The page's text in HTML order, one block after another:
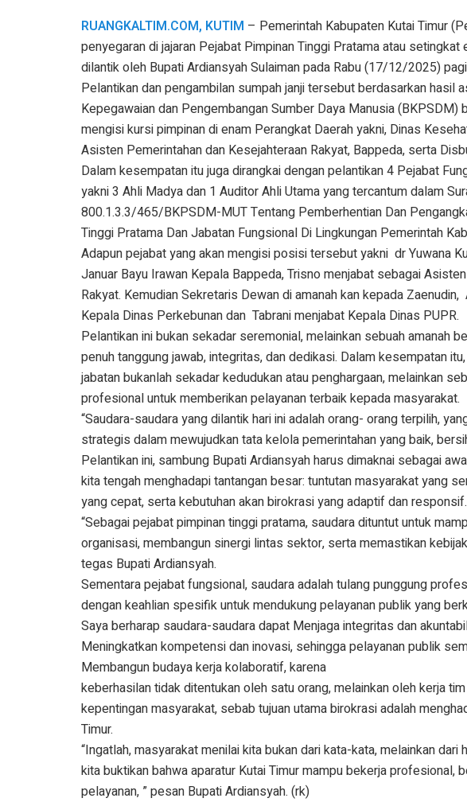
RUANGKALTIM.COM, KUTIM – Pemerintah Kabupaten Kutai Timur
penyegaran di jajaran Pejabat Pimpinan Tinggi Pratama atau
dilantik oleh Bupati Ardiansyah Sulaiman pada Rabu (17/12/2025)
Pelantikan dan pengambilan sumpah janji tersebut berdasarkan hasil
Kepegawaian dan Pengembangan Sumber Daya Manusia (BKPSDM)
mengisi kursi pimpinan di enam Perangkat Daerah yakni, Dinas
Asisten Pemerintahan dan Kesejahteraan Rakyat, Bappeda, serta
Dalam kesempatan itu juga dirangkai dengan pelantikan 4 Pejabat
yakni 3 Ahli Madya dan 1 Auditor Ahli Utama yang tercantum dalam
800.1.3.3/465/BKPSDM-MUT Tentang Pemberhentian Dan
Tinggi Pratama Dan Jabatan Fungsional Di Lingkungan Pemerintah
Adapun pejabat yang akan mengisi posisi tersebut yakni dr Yuwana
Januar Bayu Irawan Kepala Bappeda, Trisno menjabat sebagai
Rakyat. Kemudian Sekretaris Dewan di amanah kan kepada
Kepala Dinas Perkebunan dan Tabrani menjabat Kepala Dinas PUPR.
Pelantikan ini bukan sekadar seremonial, melainkan sebuah amanah
penuh tanggung jawab, integritas, dan dedikasi. Dalam kesempatan
jabatan bukanlah sekadar kedudukan atau penghargaan, melainkan
profesional untuk memberikan pelayanan terbaik kepada masyarakat.
“Saudara-saudara yang dilantik hari ini adalah orang- orang terpilih,
strategis dalam mewujudkan tata kelola pemerintahan yang baik,
Pelantikan ini, sambung Bupati Ardiansyah harus dimaknai sebagai
kita tengah menghadapi tantangan besar: tuntutan masyarakat yang
yang cepat, serta kebutuhan akan birokrasi yang adaptif dan responsif.
“Sebagai pejabat pimpinan tinggi pratama, saudara dituntut untuk
organisasi, membangun sinergi lintas sektor, serta memastikan
tegas Bupati Ardiansyah.
Sementara pejabat fungsional, saudara adalah tulang punggung
dengan keahlian spesifik untuk mendukung pelayanan publik yang
Saya berharap saudara-saudara dapat Menjaga integritas dan
Meningkatkan kompetensi dan inovasi, sehingga pelayanan publik
Membangun budaya kerja kolaboratif, karena
keberhasilan tidak ditentukan oleh satu orang, melainkan oleh kerja
kepentingan masyarakat, sebab tujuan utama birokrasi adalah
Timur.
“Ingatlah, masyarakat menilai kita bukan dari kata-kata, melainkan dari
kita buktikan bahwa aparatur Kutai Timur mampu bekerja profesional,
pelayanan, ” pesan Bupati Ardiansyah. (rk)